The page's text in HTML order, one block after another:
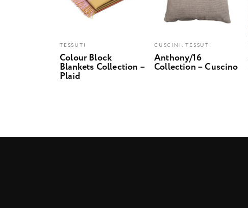
TESSUTI
Colour Block
Blankets Collection –
Plaid
CUSCINI, TESSUTI
Anthony/16
Collection – Cuscino